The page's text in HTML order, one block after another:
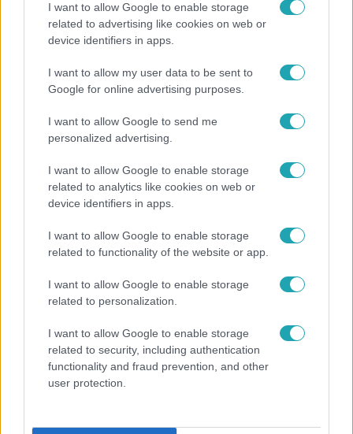
I want to allow Google to enable storage
related to advertising like cookies on web or
device identifiers in apps.
I want to allow my user data to be sent to
Google for online advertising purposes.
I want to allow Google to send me
personalized advertising.
I want to allow Google to enable storage
related to analytics like cookies on web or
device identifiers in apps.
I want to allow Google to enable storage
related to functionality of the website or app.
I want to allow Google to enable storage
related to personalization.
I want to allow Google to enable storage
related to security, including authentication
functionality and fraud prevention, and other
user protection.
legyen szó zenéről, önelfogadásról vagy
mindennapi pillanatokról. Andi közösségi médiás
jelenléte nemcsak szórakoztató, hanem inspiráló is
a fiatalok számára.
Érdekességek Tóth Andiról
Tóth Andi 1999. január 18-án született
Fiatalon kezdett énekelni, és már
Szenvedélyesen szereti az állatokat, és
gyakran oszt meg képeket kedvenceiről.
Szabadidejében szívesen foglalkozik
festészettel és kreatív projektekkel.
nem hajlandó megfelelni a társadalmi